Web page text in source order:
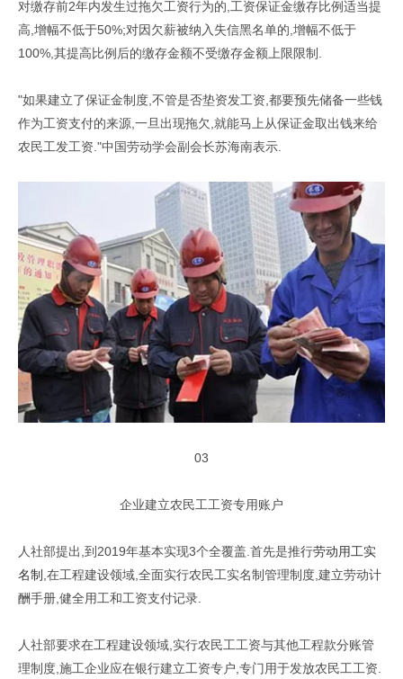
对缴存前2年内发生过拖欠工资行为的,工资保证金缴存比例适当提
高,增幅不低于50%;对因欠薪被纳入失信黑名单的,增幅不低于
100%,其提高比例后的缴存金额不受缴存金额上限限制.
"如果建立了保证金制度,不管是否垫资发工资,都要预先储备一些钱
作为工资支付的来源,一旦出现拖欠,就能马上从保证金取出钱来给
农民工发工资."中国劳动学会副会长苏海南表示.
03
企业建立农民工工资专用账户
人社部提出,到2019年基本实现3个全覆盖.首先是推行劳动用工实
名制 ,在工程建设领域,全面实行农民工实名制管理制度,建立劳动计
酬手册,健全用工和工资支付记录.
人社部要求在工程建设领域,实行农民工工资与其他工程款分账管
理制度,施工企业应在银行建立工资专户,专门用于发放农民工工资.